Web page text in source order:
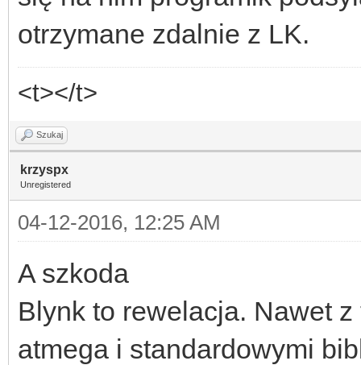
otrzymane zdalnie z LK.
<t></t>
Szukaj
krzyspx
Unregistered
04-12-2016, 12:25 AM
A szkoda
Blynk to rewelacja. Nawet
atmega i standardowymi